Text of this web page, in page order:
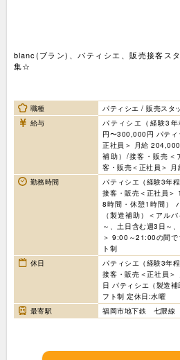
blanc(ブラン)、パティシエ、販売接客ス
集☆
職種
パティシエ / 販売スタ
給与
パティシエ（経験3
円〜300,000円 パティ
正社員＞ 月給
補助）/接客・販売
客・販売＜正社員＞
勤務時間
パティシエ（経験3年
接客・販売＜正社員
8時間・休憩1時間）
（製造補助）＜アル
～、土日含む週3日～
＞ 9:00～21:00の間で
ト制
休日
パティシエ（経験3年
接客・販売＜正社員
日 パティシエ（製造
フト制 定休日:水曜
最寄駅
福岡市地下鉄 七隈線